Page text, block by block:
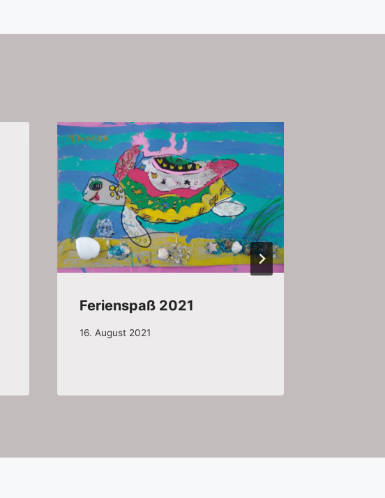
Ferienspaß 2021
16. August 2021